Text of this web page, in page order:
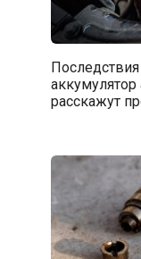
расскажут